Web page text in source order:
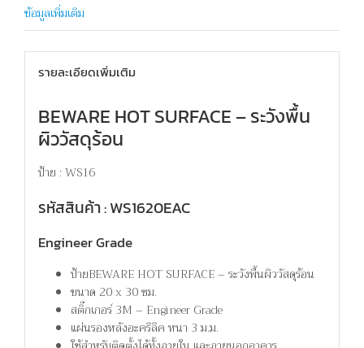
ข้อมูลเพิ่มเติม
รายละเอียดเพิ่มเติม
BEWARE HOT SURFACE – ระวังพื้น
ผิววัสดุร้อน
ป้าย : WS16
รหัสสินค้า : WS1620EAC
Engineer Grade
ป้ายBEWARE HOT SURFACE – ระวังพื้นผิววัสดุร้อน
ขนาด 20 x 30 ซม.
สติ๊กเกอร์ 3M – Engineer Grade
แผ่นรองหลังอะคริลิค หนา 3 ม.ม.